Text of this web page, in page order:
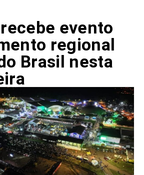
evento
regional
Brasil nesta